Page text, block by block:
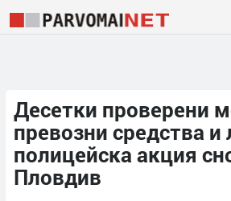
Десетки проверени
превозни средства и
полицейска акция
Пловдив